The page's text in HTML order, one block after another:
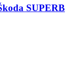
SUPERB